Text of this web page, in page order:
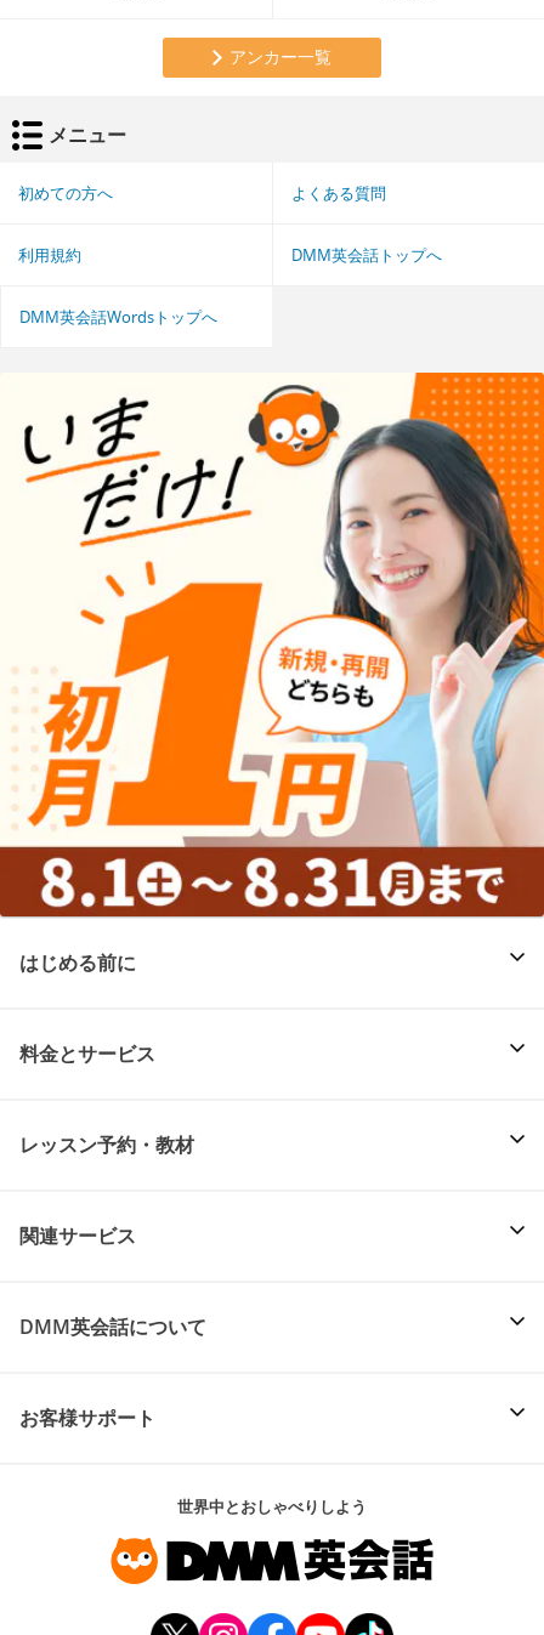
アンカー一覧
メニュー
初めての方へ よくある質問
利用規約 DMM英会話トップへ
DMM英会話Wordsトップへ
はじめる前に
料金とサービス
レッスン予約・教材
関連サービス
DMM英会話について
お客様サポート
世界中とおしゃべりしよう